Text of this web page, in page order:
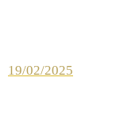
19/02/2025